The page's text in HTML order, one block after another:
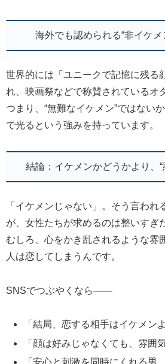
海外でも認められる“非イケ
世界的には「ユニークで記憶に残る
れ、映画祭などで称賛されているオ
つまり、“無難なイケメン”ではない
で光るという強みを持っています。
結論：イケメンかどうかより、
「イケメンじゃない」。そう言われ
が、女性たちが求めるのは整いすぎ
むしろ、心をかき乱されるような雰
人は恋してしまうんです。
SNSでつぶやくなら――
「結局、恋する相手はイケメン
「顔は好みじゃなくても、雰囲
「安心と刺激を同時にくれる男